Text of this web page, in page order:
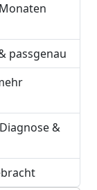
passgenau
&